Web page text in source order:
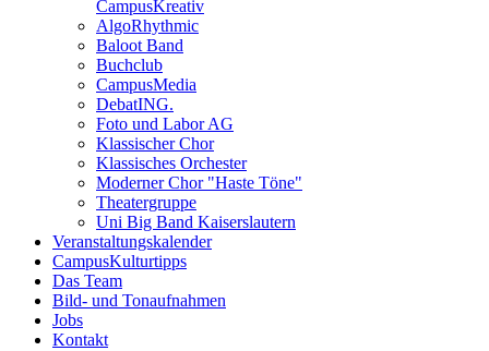
CampusKreativ
AlgoRhythmic
Baloot Band
Buchclub
CampusMedia
DebatING.
Foto und Labor AG
Klassischer Chor
Klassisches Orchester
Moderner Chor "Haste Töne"
Theatergruppe
Uni Big Band Kaiserslautern
Veranstaltungskalender
CampusKulturtipps
Das Team
Bild- und Tonaufnahmen
Jobs
Kontakt